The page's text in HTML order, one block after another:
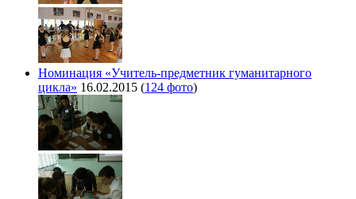
Номинация «Учитель-предметник гуманитарного
цикла» 16.02.2015 (124 фото)